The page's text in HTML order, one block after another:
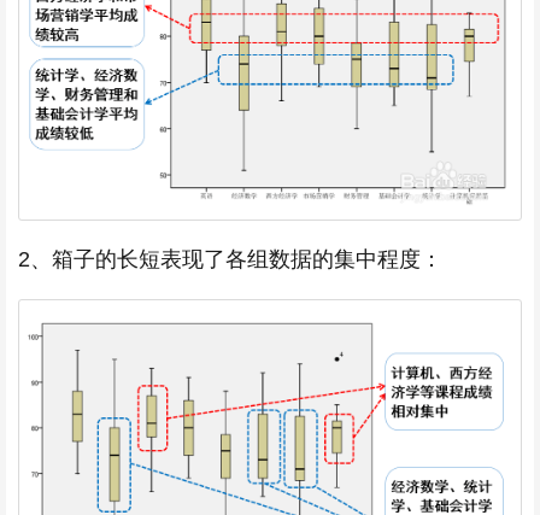
2、箱子的长短表现了各组数据的集中程度：